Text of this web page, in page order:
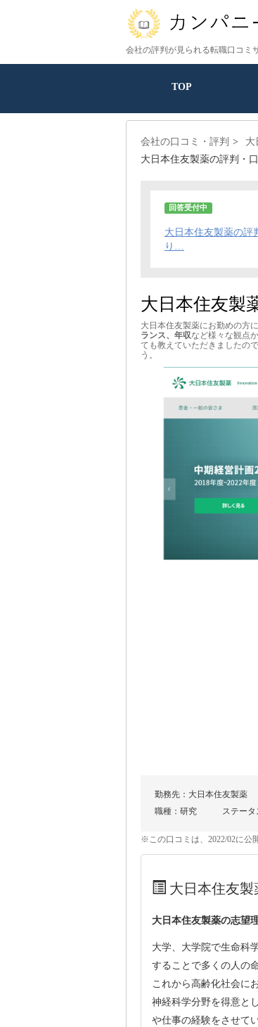
会社の評判が見られる転職口コミ
TOP
会社の口コミ・評判
大
大日本住友製薬の評判・
回答受付中
大日本住友製薬の評
り…
大日本住友製
大日本住友製薬にお勤めの方
ランス、年収など様々な観点
ても教えていただきましたの
う。
勤務先：大日本住友製薬
職種：研究
ステー
※この口コミは、2022/02に公
大日本住友
大日本住友製薬の志望
大学、大学院で生命科
することで多くの人の
これから高齢化社会に
神経科学分野を得意と
や仕事の経験をさせて